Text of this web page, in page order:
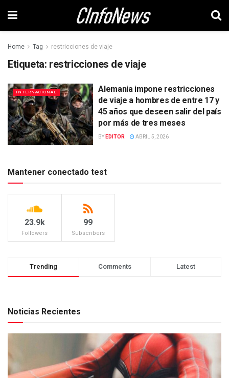
Home Tag restricciones de viaje
Etiqueta: restricciones de viaje
INTERNACIONAL
Alemania impone restricciones
de viaje a hombres de entre 17 y
45 años que deseen salir del país
por más de tres meses
BY EDITOR ABRIL 5, 2026
Mantener conectado test
23.9k
Followers
99
Subscribers
Trending Comments Latest
Noticias Recientes